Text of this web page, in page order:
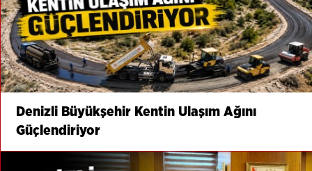
Denizli Büyükşehir Kentin Ulaşım Ağını
Güçlendiriyor